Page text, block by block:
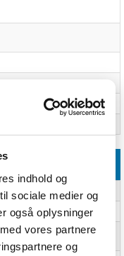
indhold og
sociale medier og
også oplysninger
vores partnere
og